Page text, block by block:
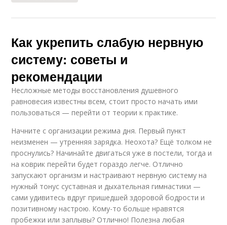
Как укрепить слабую нервную
систему: советы и
рекомендации
Несложные методы восстановления душевного
равновесия известны всем, стоит просто начать ими
пользоваться — перейти от теории к практике.
Начните с организации режима дня. Первый пункт
неизменен — утренняя зарядка. Неохота? Ещё толком не
проснулись? Начинайте двигаться уже в постели, тогда и
на коврик перейти будет гораздо легче. Отлично
запускают организм и настраивают нервную систему на
нужный тонус суставная и дыхательная гимнастики —
сами удивитесь вдруг пришедшей здоровой бодрости и
позитивному настрою. Кому-то больше нравятся
пробежки или заплывы? Отлично! Полезна любая